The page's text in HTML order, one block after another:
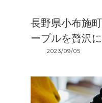
長野県小布施
ープルを贅沢
2023/09/05